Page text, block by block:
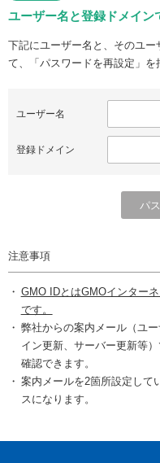
ユーザー名と登録ドメイン
下記にユーザー名と、そのユ
て、「パスワードを再設定」を
ユーザー名
登録ドメイン
注意事項
GMO IDとはGMOインター
です。
弊社からの案内メール（ユ
イン更新、サーバー更新等
確認できます。
案内メールを2箇所設定して
スになります。